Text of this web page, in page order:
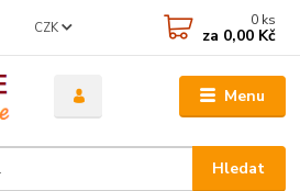
Menu
CZK
Hledat
0 ks
za 0,00 Kč